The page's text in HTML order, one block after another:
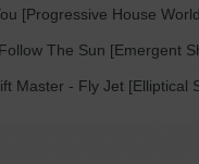
[Progressive House
The Sun [Emergent
Master - Fly Jet [Elliptical